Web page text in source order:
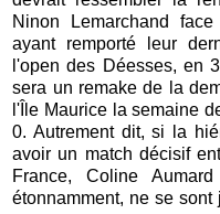
Ninon Lemarchand
ayant remporté leur
l'open des Déesses, en
sera un remake de la
l'Île Maurice la semaine
0. Autrement dit, si la
avoir un match décisif
France, Coline
étonnamment, ne se